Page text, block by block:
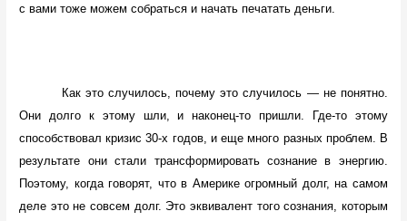
с вами тоже можем собраться и начать печатать деньги.
Как это случилось, почему это случилось — не понятно.
Они долго к этому шли, и наконец-то пришли. Где-то этому
способствовал кризис 30-х годов, и еще много разных проблем. В
результате они стали трансформировать сознание в энергию.
Поэтому, когда говорят, что в Америке огромный долг, на самом
деле это не совсем долг. Это эквивалент того сознания, которым